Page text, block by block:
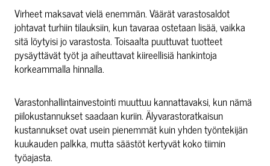
Virheet maksavat vielä enemmän. Väärät varastosaldot
johtavat turhiin tilauksiin, kun tavaraa ostetaan lisää, vaikka
sitä löytyisi jo varastosta. Toisaalta puuttuvat tuotteet
pysäyttävät työt ja aiheuttavat kiireellisiä hankintoja
korkeammalla hinnalla.
Varastonhallintainvestointi muuttuu kannattavaksi, kun nämä
piilokustannukset saadaan kuriin. Älyvarastoratkaisun
kustannukset ovat usein pienemmät kuin yhden työntekijän
kuukauden palkka, mutta säästöt kertyvät koko tiimin
työajasta.